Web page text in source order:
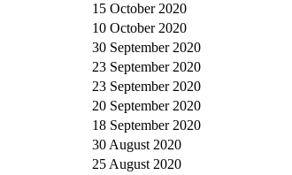
15 October 2020
10 October 2020
30 September 2020
23 September 2020
23 September 2020
20 September 2020
18 September 2020
30 August 2020
25 August 2020